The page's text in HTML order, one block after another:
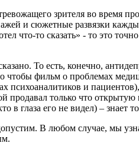
зрителя во время
и сюжетные развязки
что-то сказать» - то это
То есть, конечно,
чтобы фильм о проблемах
психоаналитиков и
только что открытую
глаза его не видел) – знает
В любом случае, мы